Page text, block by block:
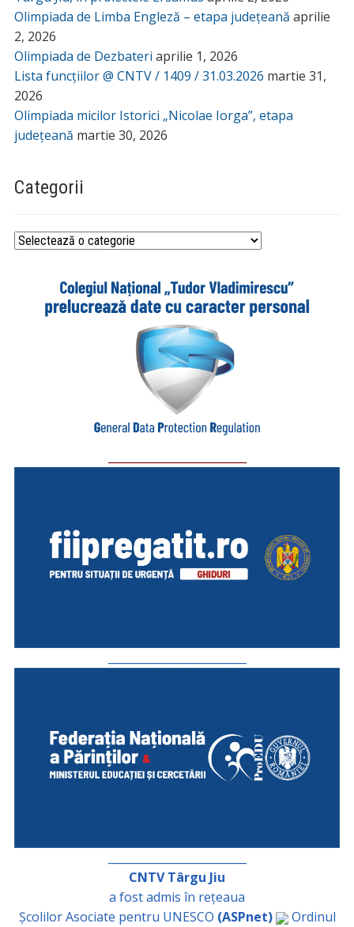
Olimpiada de Limba Engleză – etapa județeană aprilie
2, 2026
Olimpiada de Dezbateri aprilie 1, 2026
Lista funcțiilor @ CNTV / 1409 / 31.03.2026 martie 31,
2026
Olimpiada micilor Istorici „Nicolae Iorga”, etapa
județeană martie 30, 2026
Categorii
Categorii
CNTV Târgu Jiu
a fost admis în rețeaua
Școlilor Asociate pentru UNESCO (ASPnet)
Ordinul